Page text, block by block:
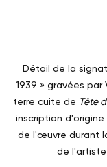
Détail de la
1939 » gravées
terre cuite de Tête
inscription
de l'œuvre durant
de